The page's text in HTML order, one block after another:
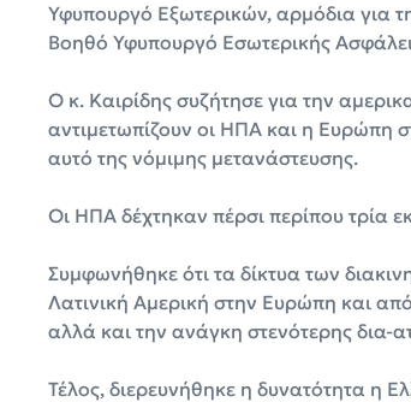
Υφυπουργό Εξωτερικών, αρμόδια για
Βοηθό Υφυπουργό Εσωτερικής
Ο κ. Καιρίδης συζήτησε για την
αντιμετωπίζουν οι ΗΠΑ και η Ευρώπη
αυτό της νόμιμης μετανάστευσης.
Οι ΗΠΑ δέχτηκαν πέρσι περίπου τρία
Συμφωνήθηκε ότι τα δίκτυα των
Λατινική Αμερική στην Ευρώπη και
αλλά και την ανάγκη στενότερης δια-
Τέλος, διερευνήθηκε η δυνατότητα η